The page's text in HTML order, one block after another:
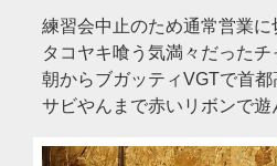
練習会中止のため通常営業
タコヤキ喰う気満々だった
朝からブガッティVGTで首
サビやんまで赤いリボンで遊